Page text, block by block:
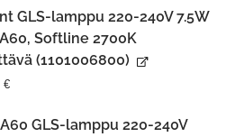
GLS-lamppu 220-240V 7.5W
Softline 2700K
(1101006800)
€
GLS-lamppu 220-240V